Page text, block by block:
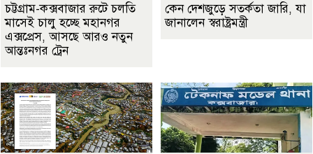
চট্টগ্রাম-কক্সবাজার রুটে চলতি
মাসেই চালু হচ্ছে মহানগর
এক্সপ্রেস, আসছে আরও নতুন
আন্তঃনগর ট্রেন
কেন দেশজুড়ে সতর্কতা জারি, যা
জানালেন স্বরাষ্ট্রমন্ত্রী